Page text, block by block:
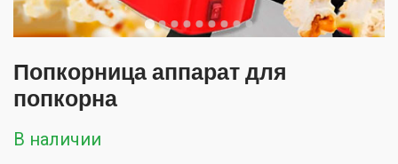
Попкорница аппарат для
попкорна
В наличии